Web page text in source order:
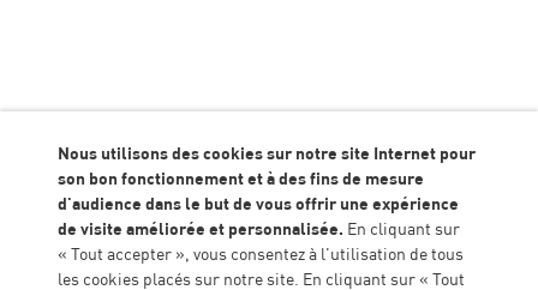
Accueil Offres D'emploi Educateur spécialisé (H/F)
ÉTABLISSEMENT ENFANTS
Nous utilisons des cookies sur notre site Internet pour
son bon fonctionnement et à des fins de mesure
d'audience dans le but de vous offrir une expérience
de visite améliorée et personnalisée. En cliquant sur
« Tout accepter », vous consentez à l'utilisation de tous
les cookies placés sur notre site. En cliquant sur « Tout